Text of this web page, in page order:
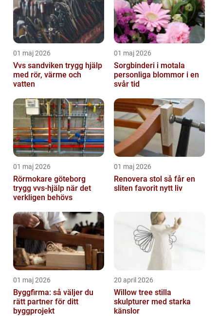
01 maj 2026
Vvs sandviken trygg hjälp
med rör, värme och
vatten
01 maj 2026
Sorgbinderi i motala
personliga blommor i en
svår tid
01 maj 2026
Rörmokare göteborg
trygg vvs-hjälp när det
verkligen behövs
01 maj 2026
Renovera stol så får en
sliten favorit nytt liv
01 maj 2026
Byggfirma: så väljer du
rätt partner för ditt
byggprojekt
20 april 2026
Willow tree stilla
skulpturer med starka
känslor